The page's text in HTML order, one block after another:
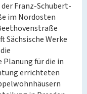
Franz-Schubert-
im Nordosten
Sächsische Werke
Planung für die in
errichteten